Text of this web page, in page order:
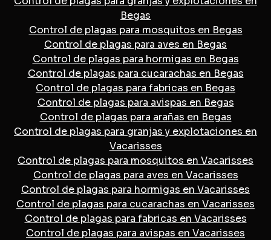
Begas
Control de plagas para mosquitos en Begas
Control de plagas para aves en Begas
Control de plagas para hormigas en Begas
Control de plagas para cucarachas en Begas
Control de plagas para fabricas en Begas
Control de plagas para avispas en Begas
Control de plagas para arañas en Begas
Control de plagas para granjas y explotaciones en
Vacarisses
Control de plagas para mosquitos en Vacarisses
Control de plagas para aves en Vacarisses
Control de plagas para hormigas en Vacarisses
Control de plagas para cucarachas en Vacarisses
Control de plagas para fabricas en Vacarisses
Control de plagas para avispas en Vacarisses